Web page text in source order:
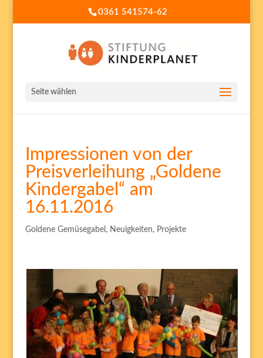
0361 541574-62
Seite wählen
Impressionen von der
Preisverleihung „Goldene
Kindergabel“ am
16.11.2016
Goldene Gemüsegabel , Neuigkeiten, Projekte